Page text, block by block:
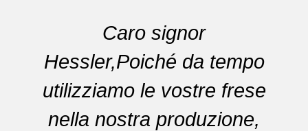
Caro signor
Hessler,Poiché da tempo
utilizziamo le vostre frese
nella nostra produzione,